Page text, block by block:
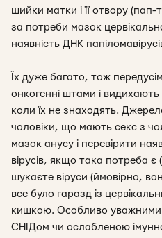
шийки матки і її отвору (пап-
за потреби мазок
наявність ДНК
Їх дуже багато, тож
онкогенні штами і
коли їх не знаходять.
чоловіки, що мають секс з
мазок анусу і перевірити
вірусів, якщо така потреба
шукаєте віруси (ймовірно,
все було гаразд із
кишкою. Особливо уважними
СНІДом чи ослабленою